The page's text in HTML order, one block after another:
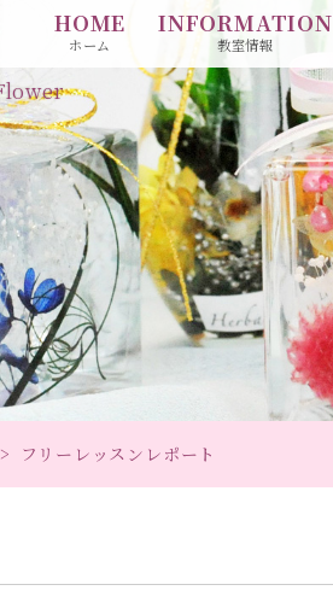
HOME
ホーム
INFORMATION
教室情報
フリーレッスンレポート